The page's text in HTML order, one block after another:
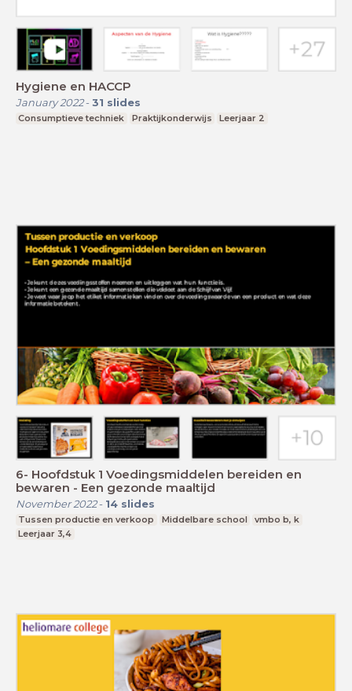
Hygiene en HACCP
January 2022- 31 slides
Consumptieve techniek Praktijkonderwijs Leerjaar 2
6- Hoofdstuk 1 Voedingsmiddelen bereiden en
bewaren - Een gezonde maaltijd
November 2022- 14 slides
Tussen productie en verkoop Middelbare school
vmbo b, k
Leerjaar 3,4